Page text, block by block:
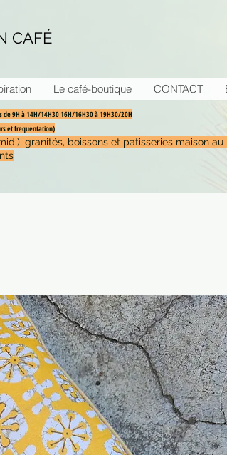
CAFÉ
Le café-boutique CONTACT
de 9H à 14H/14H30 16H/16H30 à 19H30/20H
et frequentation)
granités, boissons et patisseries maison